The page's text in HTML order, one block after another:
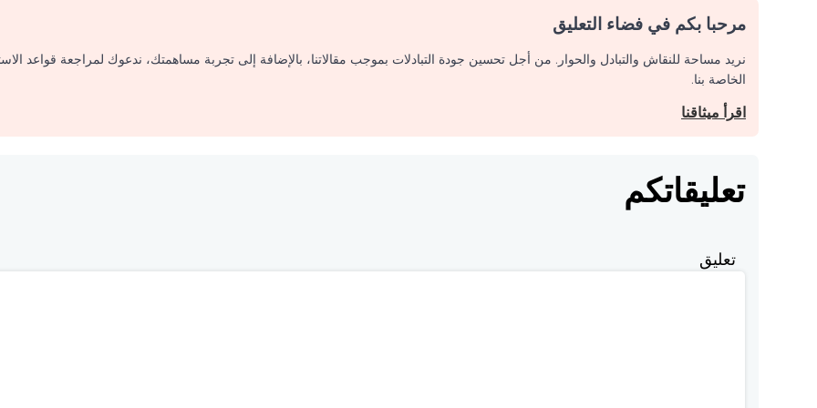
مرحبا بكم في فضاء التعليق
نريد مساحة للنقاش والتبادل والحوار. من أجل تحسين جودة التبادلات بموجب مقالاتنا، بالإضافة إلى تجربة مساهمتك، ندعوك لمراجعة قواعد
الخاصة بنا.
اقرأ ميثاقنا
تعليقاتكم
تعليق